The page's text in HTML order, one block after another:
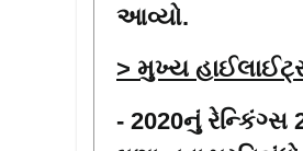
આવ્યો.
> મુખ્ય
- 2020નું રેન્કિંગ્સ